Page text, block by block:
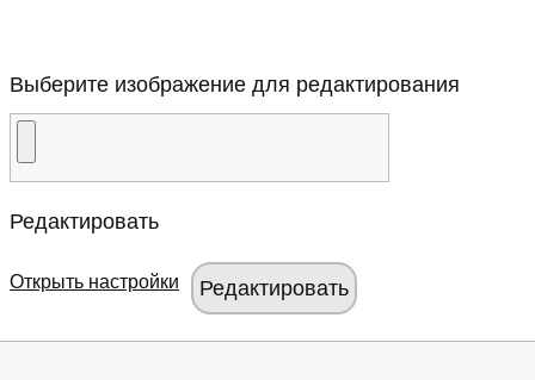
Выберите изображение для редактирования
Редактировать
Открыть настройки